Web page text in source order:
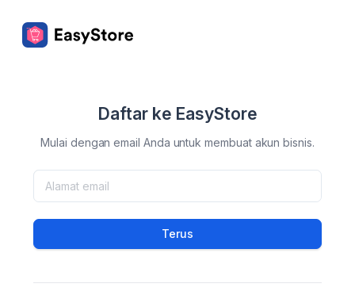
Daftar ke EasyStore
Mulai dengan email Anda untuk membuat akun bisnis.
Terus